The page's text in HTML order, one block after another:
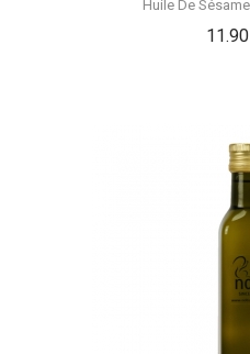
Huile De